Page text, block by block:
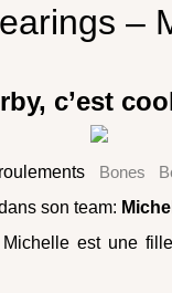
–
c’est
Bones
son team:
est une